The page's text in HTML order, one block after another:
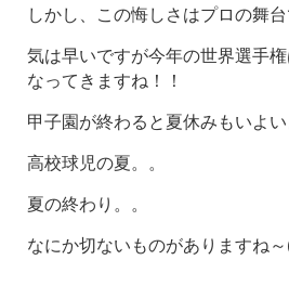
しかし、この悔しさはプロの舞
気は早いですが今年の世界選手
なってきますね！！
甲子園が終わると夏休みもいよ
高校球児の夏。。
夏の終わり。。
なにか切ないものがありますね